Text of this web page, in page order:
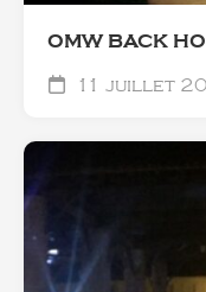
OMW BACK
11 juillet